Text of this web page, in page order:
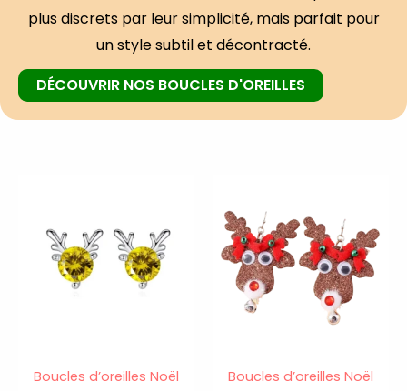
plus discrets par leur simplicité, mais parfait pour
un style subtil et décontracté.
DÉCOUVRIR NOS BOUCLES D'OREILLES
Boucles d’oreilles Noël
Boucles d’oreilles Noël